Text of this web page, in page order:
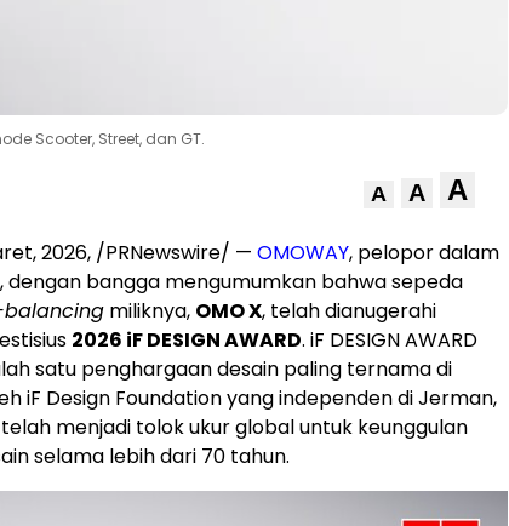
Scooter, Street, dan GT.
A A A
2026, /PRNewswire/ — OMOWAY, pelopor dalam
dengan bangga mengumumkan bahwa sepeda
miliknya, OMO X, telah dianugerahi
2026 iF DESIGN AWARD. iF DESIGN AWARD
satu penghargaan desain paling ternama di
iF Design Foundation yang independen di Jerman,
menjadi tolok ukur global untuk keunggulan
selama lebih dari 70 tahun.